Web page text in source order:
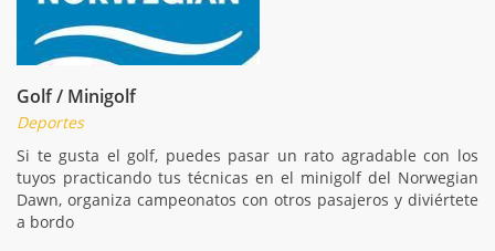
Golf / Minigolf
Deportes
Si te gusta el golf, puedes pasar un rato agradable con los
tuyos practicando tus técnicas en el minigolf del Norwegian
Dawn, organiza campeonatos con otros pasajeros y diviértete
a bordo